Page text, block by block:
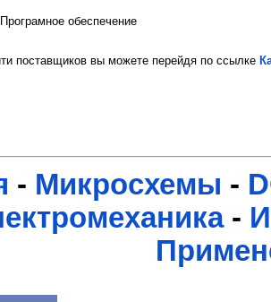
Програмное обеспечение
поставщиков вы можете перейдя по ссылке
- Микросхемы -
-